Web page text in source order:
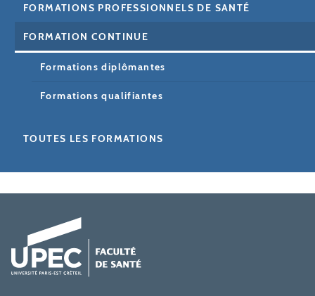
FORMATIONS PROFESSIONNELS DE SANTÉ
FORMATION CONTINUE
Formations diplômantes
Formations qualifiantes
TOUTES LES FORMATIONS